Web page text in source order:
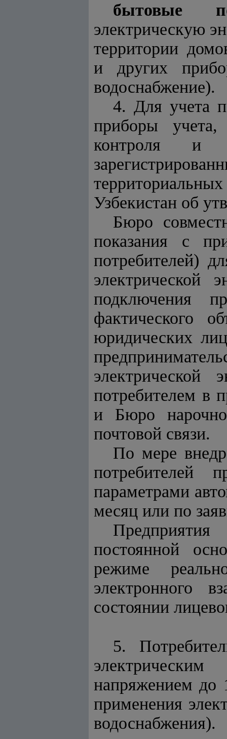
бытовые
электрическую
территории
и других
водоснабжение).
4. Для учета
приборы учета,
контроля и
Узбекистан об
Бюро
показания с
потребителей)
электрической
подключения
фактического
юридических
электрической
потребителем в
и Бюро
почтовой связи.
По мере
потребителей
параметрами
месяц или по
постоянной
режиме
электронного
состоянии
5.
напряжением до
применения
водоснабжения).